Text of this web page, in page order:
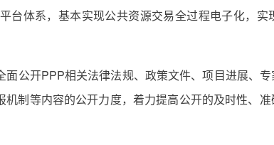
体系，基本实现公共资源交易全过程电子化，实
开PPP相关法律法规、政策文件、项目进展、
制等内容的公开力度，着力提高公开的及时性、